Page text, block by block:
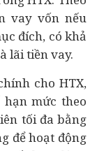
vay vốn nếu
đích, có khả
lãi tiền vay.
cho HTX,
mức theo
tối đa bằng
để hoạt động